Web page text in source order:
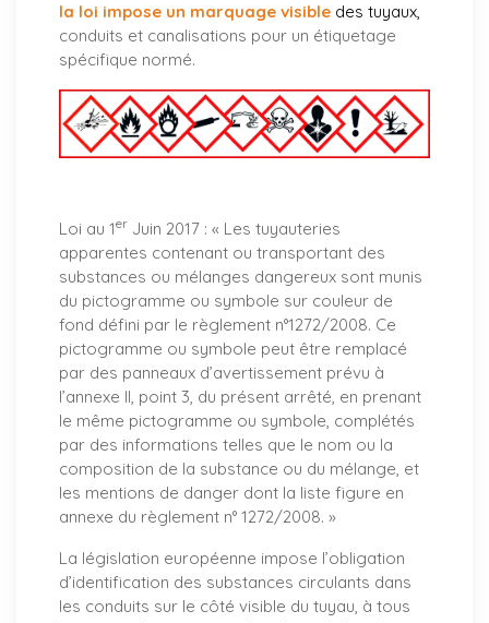
la loi impose un marquage visible des tuyaux,
conduits et canalisations pour un étiquetage
spécifique normé.
Loi au 1er Juin 2017 : « Les tuyauteries
apparentes contenant ou transportant des
substances ou mélanges dangereux sont munis
du pictogramme ou symbole sur couleur de
fond défini par le règlement n°1272/2008. Ce
pictogramme ou symbole peut être remplacé
par des panneaux d’avertissement prévu à
l’annexe II, point 3, du présent arrêté, en prenant
le même pictogramme ou symbole, complétés
par des informations telles que le nom ou la
composition de la substance ou du mélange, et
les mentions de danger dont la liste figure en
annexe du règlement n° 1272/2008. »
La législation européenne impose l’obligation
d’identification des substances circulants dans
les conduits sur le côté visible du tuyau, à tous